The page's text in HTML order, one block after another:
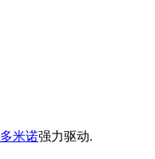
多米诺强力驱动.